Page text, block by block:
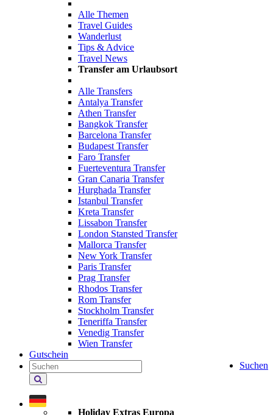
Alle Themen
Travel Guides
Wanderlust
Tips & Advice
Travel News
Transfer am Urlaubsort
Alle Transfers
Antalya Transfer
Athen Transfer
Bangkok Transfer
Barcelona Transfer
Budapest Transfer
Faro Transfer
Fuerteventura Transfer
Gran Canaria Transfer
Hurghada Transfer
Istanbul Transfer
Kreta Transfer
Lissabon Transfer
London Stansted Transfer
Mallorca Transfer
New York Transfer
Paris Transfer
Prag Transfer
Rhodos Transfer
Rom Transfer
Stockholm Transfer
Teneriffa Transfer
Venedig Transfer
Wien Transfer
Gutschein
Suchen
Holiday
Extras
durchsuchen
Holiday Extras Europa